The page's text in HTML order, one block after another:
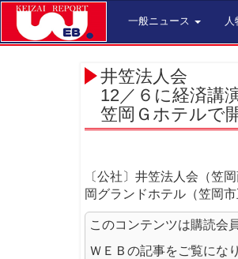
一般ニュース 人
井笠法人会
12／６に経済講
笠岡Ｇホテルで
〔公社〕井笠法人会（笠
岡グランドホテル（笠岡
このコンテンツは購読会
ＷＥＢの記事をご覧にな